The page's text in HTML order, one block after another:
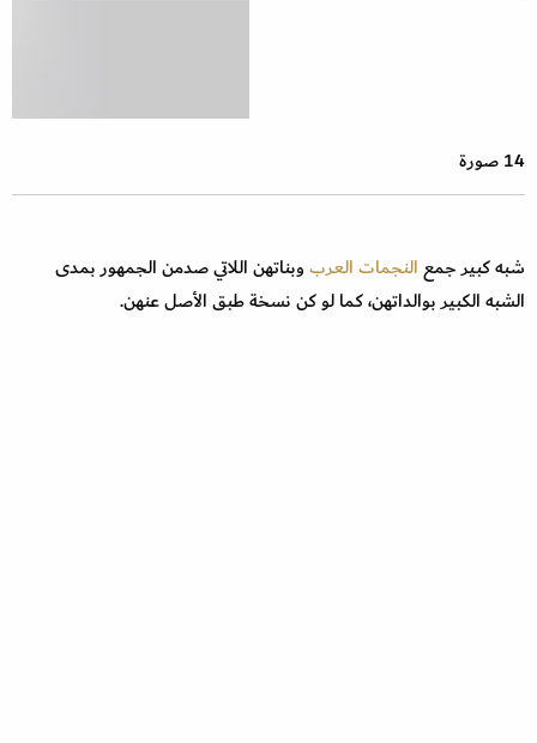
14 صورة
شبه كبير جمعالنجمات العربوبناتهن اللاتي صدمن الجمهور بمدى
الشبه الكبير بوالداتهن، كما لو كن نسخة طبق الأصل عنهن.